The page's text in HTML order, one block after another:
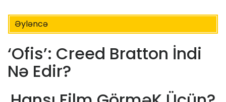
Əyləncə
‘Ofis’: Creed Bratton İndi
Nə Edir?